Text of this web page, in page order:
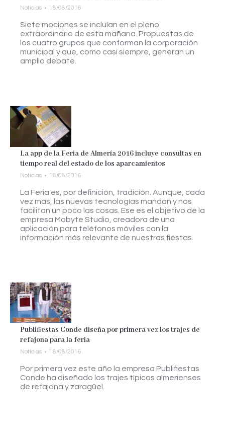
Noticias 18/08/2016
Siete mociones se incluían en el pleno
extraordinario de esta mañana. Propuestas de
los cuatro grupos que conforman la corporación
municipal y que, como casi siempre, generan un
amplio debate.
La app de la Feria de Almería 2016 incluye consultas en
tiempo real del estado de los aparcamientos
Noticias 18/08/2016
La Feria es, por definición, tradición. Aunque, cada
vez más, las nuevas tecnologías mandan y nos
facilitan un poco las cosas. Ese es el objetivo de la
empresa Mobyte Studio, creadora de una
aplicación para teléfonos móviles con la
información más relevante de nuestras fiestas.
Publifiestas Conde diseña por primera vez los trajes de
refajona para la feria
Noticias 18/08/2016
Por primera vez este año la empresa Publifiestas
Conde ha diseñado los trajes típicos almerienses
de refajona y zaragüel.